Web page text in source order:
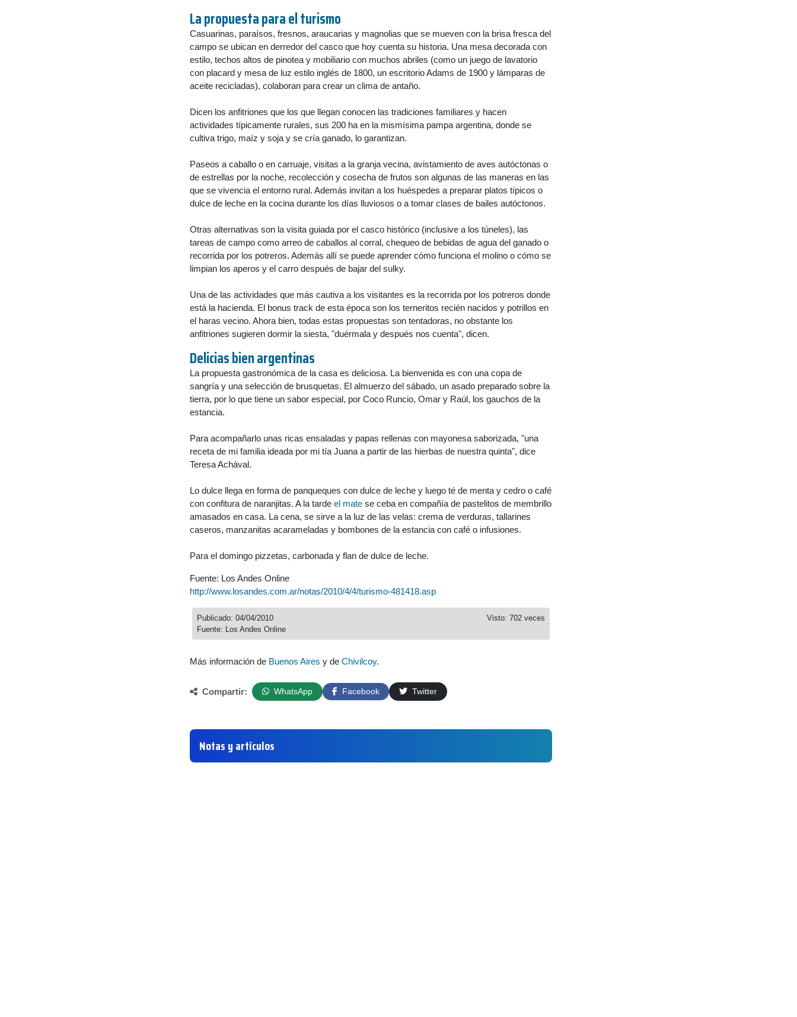
La propuesta para el turismo
Casuarinas, paraísos, fresnos, araucarias y magnolias que se mueven con la brisa fresca del
campo se ubican en derredor del casco que hoy cuenta su historia. Una mesa decorada con
estilo, techos altos de pinotea y mobiliario con muchos abriles (como un juego de lavatorio
con placard y mesa de luz estilo inglés de 1800, un escritorio Adams de 1900 y lámparas de
aceite recicladas), colaboran para crear un clima de antaño.
Dicen los anfitriones que los que llegan conocen las tradiciones familiares y hacen
actividades típicamente rurales, sus 200 ha en la mismísima pampa argentina, donde se
cultiva trigo, maíz y soja y se cría ganado, lo garantizan.
Paseos a caballo o en carruaje, visitas a la granja vecina, avistamiento de aves autóctonas o
de estrellas por la noche, recolección y cosecha de frutos son algunas de las maneras en las
que se vivencia el entorno rural. Además invitan a los huéspedes a preparar platos típicos o
dulce de leche en la cocina durante los días lluviosos o a tomar clases de bailes autóctonos.
Otras alternativas son la visita guiada por el casco histórico (inclusive a los túneles), las
tareas de campo como arreo de caballos al corral, chequeo de bebidas de agua del ganado o
recorrida por los potreros. Además allí se puede aprender cómo funciona el molino o cómo se
limpian los aperos y el carro después de bajar del sulky.
Una de las actividades que más cautiva a los visitantes es la recorrida por los potreros donde
está la hacienda. El bonus track de esta época son los terneritos recién nacidos y potrillos en
el haras vecino. Ahora bien, todas estas propuestas son tentadoras, no obstante los
anfitriones sugieren dormir la siesta, "duérmala y después nos cuenta", dicen.
Delicias bien argentinas
La propuesta gastronómica de la casa es deliciosa. La bienvenida es con una copa de
sangría y una selección de brusquetas. El almuerzo del sábado, un asado preparado sobre la
tierra, por lo que tiene un sabor especial, por Coco Runcio, Omar y Raúl, los gauchos de la
estancia.
Para acompañarlo unas ricas ensaladas y papas rellenas con mayonesa saborizada, "una
receta de mi familia ideada por mi tía Juana a partir de las hierbas de nuestra quinta", dice
Teresa Achával.
Lo dulce llega en forma de panqueques con dulce de leche y luego té de menta y cedro o café
con confitura de naranjitas. A la tarde el mate se ceba en compañía de pastelitos de membrillo
amasados en casa. La cena, se sirve a la luz de las velas: crema de verduras, tallarines
caseros, manzanitas acarameladas y bombones de la estancia con café o infusiones.
Para el domingo pizzetas, carbonada y flan de dulce de leche.
Fuente: Los Andes Online
http://www.losandes.com.ar/notas/2010/4/4/turismo-481418.asp
Visto: 702 veces
Publicado: 04/04/2010
Fuente: Los Andes Online
Más información de Buenos Aires y de Chivilcoy.
Compartir: WhatsApp Facebook Twitter
Notas y artículos